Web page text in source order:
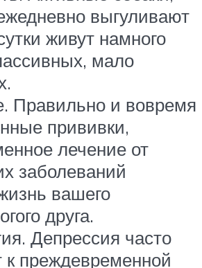
выгуливают
живут намного
мало
Правильно и вовремя
прививки,
лечение от
заболеваний
вашего
друга.
Депрессия часто
к преждевременной